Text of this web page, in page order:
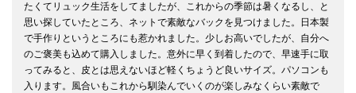
たくてリュック生活をしてましたが、これからの季節は暑くなるし、と
思い探していたところ、ネットで素敵なバックを見つけました。日本製
で手作りというところにも惹かれました。少しお高いでしたが、自分へ
のご褒美も込めて購入しました。意外に早く到着したので、早速手に取
ってみると、皮とは思えないほど軽くちょうど良いサイズ。パソコンも
入ります。風合いもこれから馴染んでいくのが楽しみなくらい素敵で